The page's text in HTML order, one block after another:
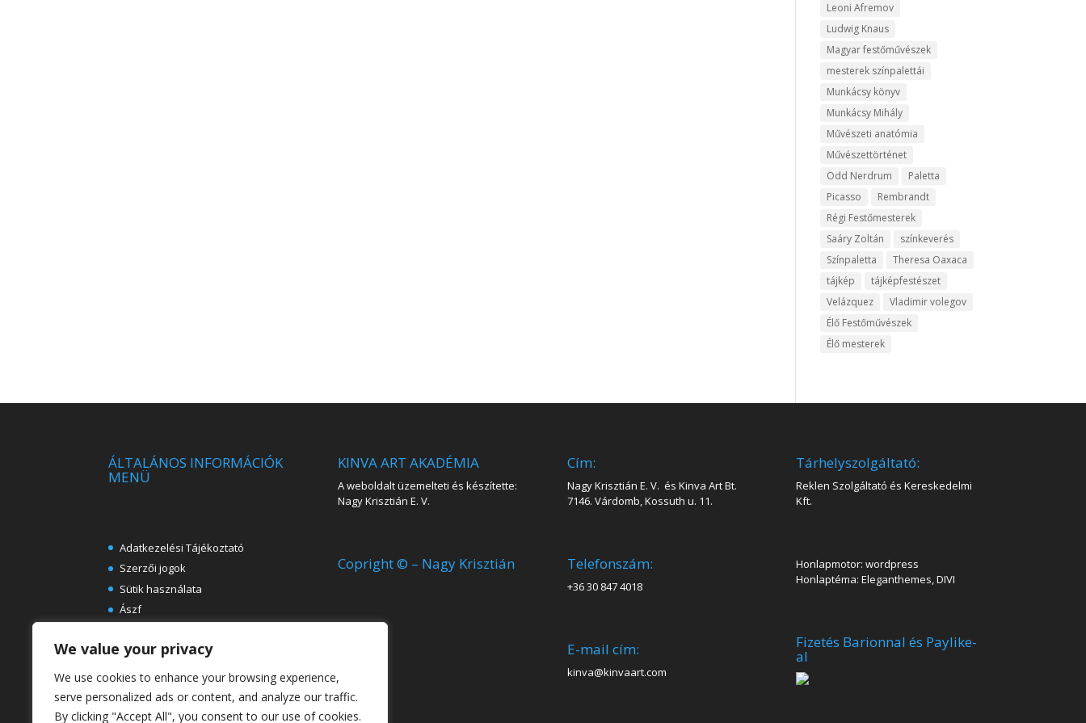
We value your privacy
We use cookies to enhance your browsing experience,
serve personalized ads or content, and analyze our traffic.
By clicking "Accept All", you consent to our use of cookies.
Leoni Afremov
Ludwig Knaus
Magyar festőművészek
mesterek színpalettái
Munkácsy könyv
Munkácsy Mihály
Művészeti anatómia
Művészettörténet
Odd Nerdrum
Paletta
Picasso
Rembrandt
Régi Festőmesterek
Saáry Zoltán
színkeverés
Színpaletta
Theresa Oaxaca
tájkép
tájképfestészet
Velázquez
Vladimir volegov
Élő Festőművészek
Élő mesterek
ÁLTALÁNOS INFORMÁCIÓK
MENÜ
Adatkezelési Tájékoztató
Szerzői jogok
Sütik használata
Ászf
Ingyenes e-könyvek festészeti
Rólunk
KINVA ART AKADÉMIA
A weboldalt üzemelteti és készítette:
Nagy Krisztián E. V.
Copright © – Nagy Krisztián
Cím:
Nagy Krisztián E. V. és Kinva Art Bt.
7146. Várdomb, Kossuth u. 11.
Telefonszám:
+36 30 847 4018
E-mail cím:
kinva@kinvaart.com
Tárhelyszolgáltató:
Reklen Szolgáltató és Kereskedelmi
Kft.
Honlapmotor: wordpress
Honlaptéma: Eleganthemes, DIVI
Fizetés Barionnal és Paylike-
al